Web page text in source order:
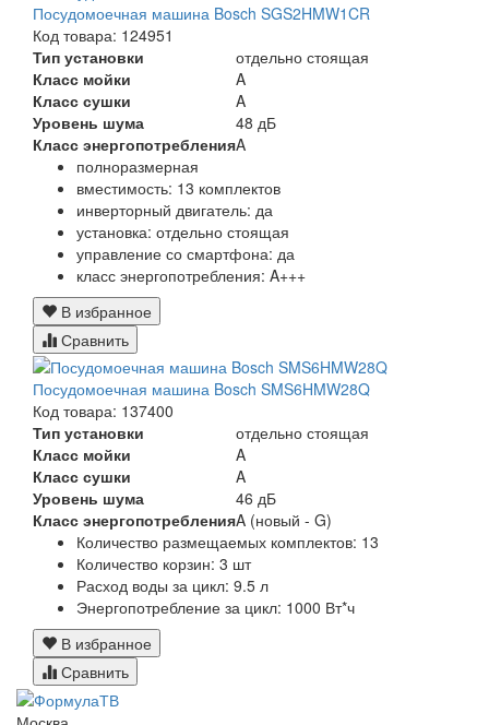
Посудомоечная машина Bosch SGS2HMW1CR
Код товара: 124951
Тип установки
отдельно стоящая
Класс мойки
A
Класс сушки
A
Уровень шума
48 дБ
Класс энергопотребленияA
полноразмерная
вместимость: 13 комплектов
инверторный двигатель: да
установка: отдельно стоящая
управление со смартфона: да
класс энергопотребления: A+++
В избранное
Сравнить
Посудомоечная машина Bosch SMS6HMW28Q
Код товара: 137400
Тип установки
отдельно стоящая
Класс мойки
A
Класс сушки
A
Уровень шума
46 дБ
Класс энергопотребленияA (новый - G)
Количество размещаемых комплектов: 13
Количество корзин: 3 шт
Расход воды за цикл: 9.5 л
Энергопотребление за цикл: 1000 Вт*ч
В избранное
Сравнить